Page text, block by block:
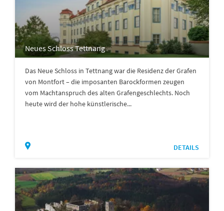
Neues Schloss Tettnang
Das Neue Schloss in Tettnang war die Residenz der Grafen
von Montfort – die imposanten Barockformen zeugen
vom Machtanspruch des alten Grafengeschlechts. Noch
heute wird der hohe künstlerische...
DETAILS